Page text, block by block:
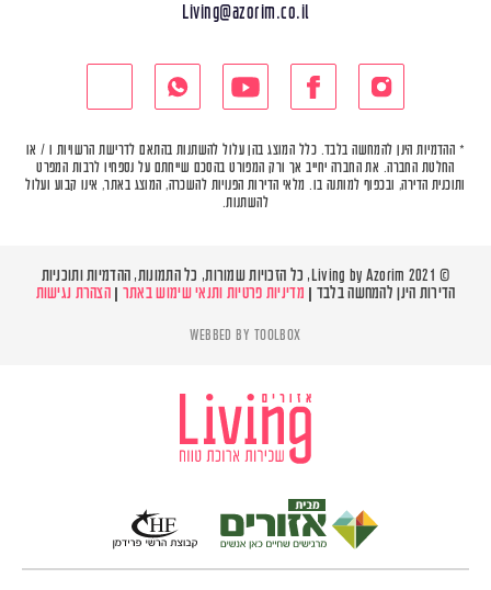
Living@azorim.co.il
* ההדמיות הינן להמחשה בלבד. כלל המוצג בהן עלול להשתנות בהתאם לדרישת הרשויות ו / או
החלטת החברה. את החברה יחייב אך ורק המפורט בהסכם שייחתם על נספחיו לרבות המפרט
ותוכנית הדירה, ובכפוף למותנה בו. מלאי הדירות הפנויות להשכרה, המוצג באתר, אינו קבוע ועלול
להשתנות.
© Living by Azorim 2021, כל הזכויות שמורות, כל התמונות, ההדמיות ותוכניות
הדירות הינן להמחשה בלבד |
מדיניות פרטיות ותנאי שימוש באתר הצהרת נגישות
WEBBED BY TOOLBOX